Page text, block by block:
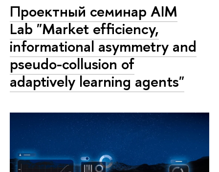
Проектный семинар AIM
Lab "Market efficiency,
informational asymmetry and
pseudo-collusion of
adaptively learning agents"